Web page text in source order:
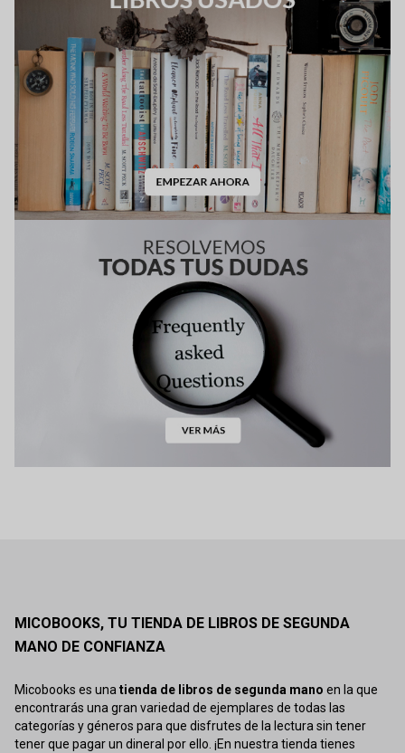
MICOBOOKS, TU TIENDA DE LIBROS DE SEGUNDA
MANO DE CONFIANZA
Micobooks es unatienda de libros de segunda mano en la que
encontrarás una gran variedad de ejemplares de todas las
categorías y géneros para que disfrutes de la lectura sin tener
tener que pagar un dineral por ello. ¡En nuestra tienda tienes